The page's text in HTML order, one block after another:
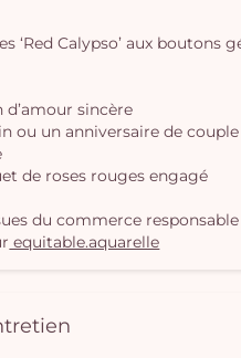
‘Red Calypso’ aux boutons
d’amour sincère
ou un anniversaire de couple
de roses rouges engagé
du commerce
equitable.aquarelle